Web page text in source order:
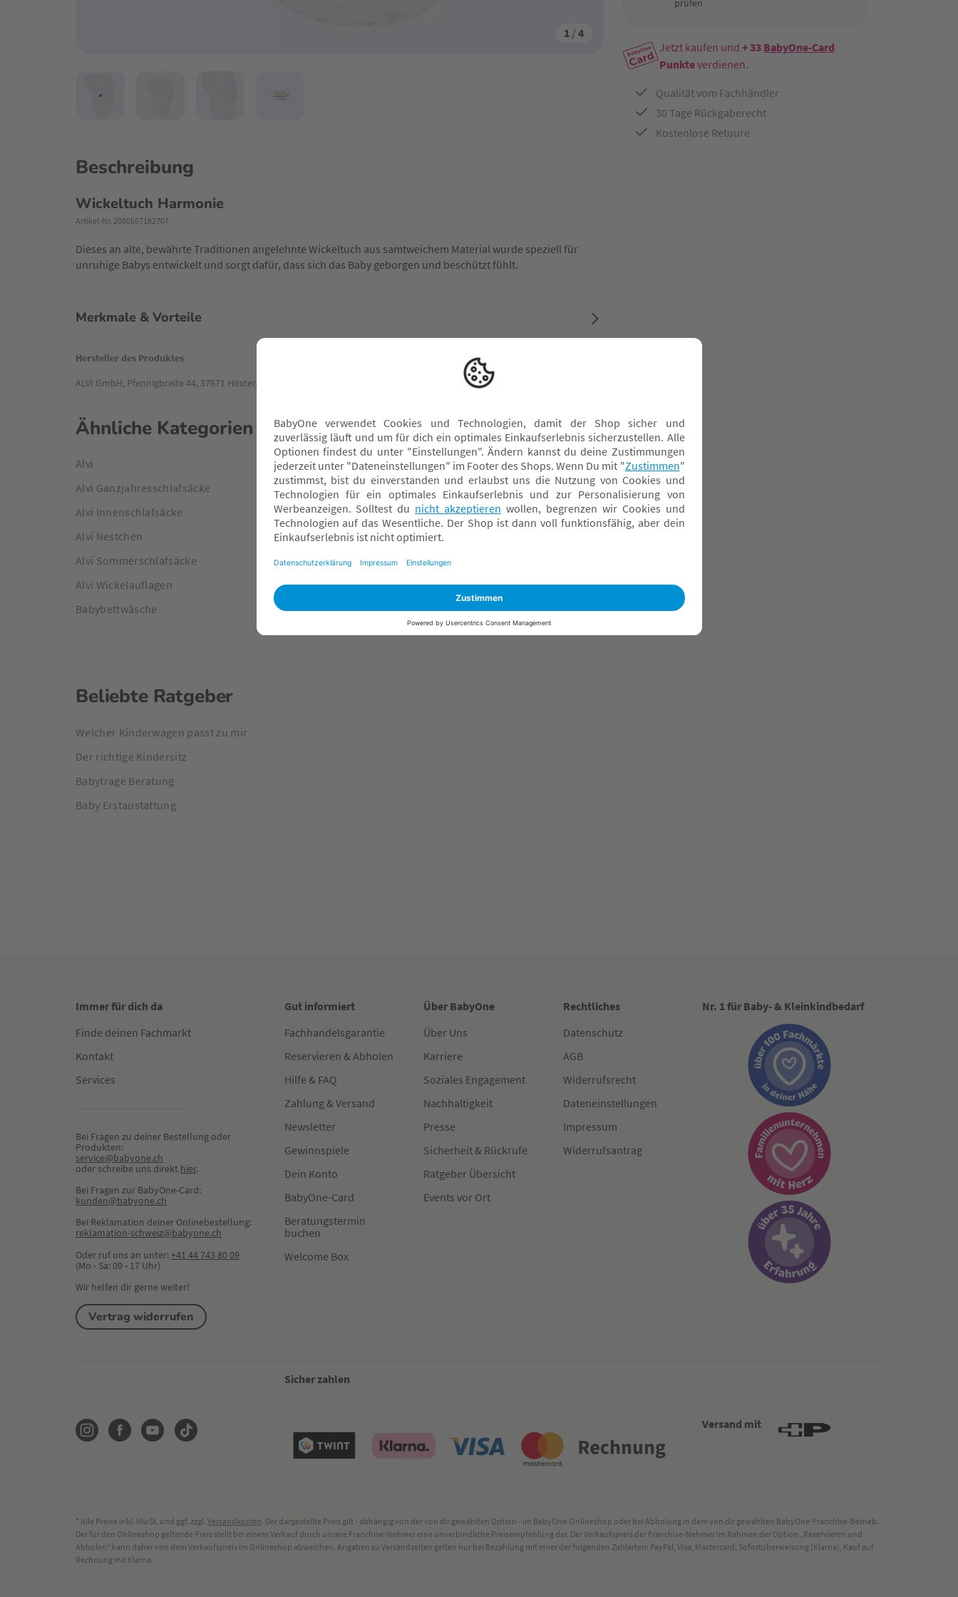
1 /4
prüfen
Jetzt kaufen und + 33 BabyOne-Card
Punkteverdienen.
Qualität vom Fachhändler
30 Tage Rückgaberecht
Kostenlose Retoure
Beschreibung
Wickeltuch Harmonie
Artikel-Nr. 2000557182707
Dieses an alte, bewährte Traditionen angelehnte Wickeltuch aus samtweichem Material wurde speziell für
unruhige Babys entwickelt und sorgt dafür, dass sich das Baby geborgen und beschützt fühlt.
Merkmale & Vorteile
Hersteller des Produktes
ALVI GmbH, Pfennigbreite 44, 37671 Höxter, Deutschland, info@alvi.de
Ähnliche Kategorien
Alvi
Alvi Ganzjahresschlafsäcke
Alvi Innenschlafsäcke
Alvi Nestchen
Alvi Sommerschlafsäcke
Alvi Wickelauflagen
Babybettwäsche
Bettausstattung
Krabbeldecken
Kuschelnest
Matratzen
Pucksäcke
Schlafsäcke
Beliebte Ratgeber
Welcher Kinderwagen passt zu mir
Der richtige Kindersitz
Babytrage Beratung
Baby Erstaustattung
Immer für dich da
Finde deinen Fachmarkt
Kontakt
Services
Bei Fragen zu deiner Bestellung oder
Produkten:
service@babyone.ch
oder schreibe uns direkt hier.
Bei Fragen zur BabyOne-Card:
kunden@babyone.ch
Bei Reklamation deiner Onlinebestellung:
reklamation-schweiz@babyone.ch
Oder ruf uns an unter:+41 44 743 80 09
(Mo - Sa: 09 - 17 Uhr)
Wir helfen dir gerne weiter!
Vertrag widerrufen
Gut informiert
Fachhandelsgarantie
Reservieren & Abholen
Hilfe & FAQ
Zahlung & Versand
Newsletter
Gewinnspiele
Dein Konto
BabyOne-Card
Beratungstermin
buchen
Welcome Box
Über BabyOne
Über Uns
Karriere
Soziales Engagement
Nachhaltigkeit
Presse
Sicherheit & Rückrufe
Ratgeber Übersicht
Events vor Ort
Rechtliches
Datenschutz
AGB
Widerrufsrecht
Dateneinstellungen
Impressum
Widerrufsantrag
Nr. 1 für Baby- & Kleinkindbedarf
Sicher zahlen
Versand mit
* Alle Preise inkl. MwSt. und ggf. zzgl. Versandkosten. Der dargestellte Preis gilt - abhängig von der von dir gewählten Option - im BabyOne-Onlineshop oder bei Abholung in dem von dir gewählten BabyOne-Franchise-Betrieb.
Der für den Onlineshop geltende Preis stellt bei einem Verkauf durch unsere Franchise-Nehmer eine unverbindliche Preisempfehlung dar. Der Verkaufspreis der Franchise-Nehmer im Rahmen der Option „Reservieren und
Abholen“ kann daher von dem Verkaufspreis im Onlineshop abweichen. Angaben zu Versandzeiten gelten nur bei Bezahlung mit einer der folgenden Zahlarten: PayPal, Visa, Mastercard, Sofortüberweisung (Klarna), Kauf auf
Rechnung mit Klarna.